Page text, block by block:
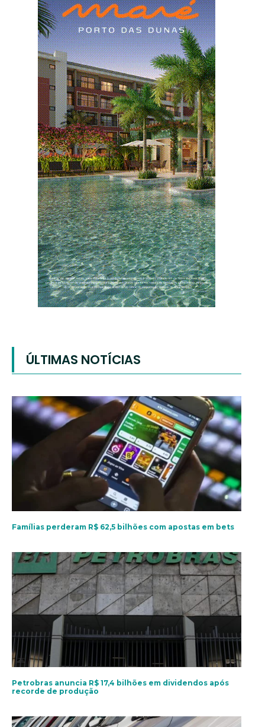
ÚLTIMAS NOTÍCIAS
Famílias perderam R$ 62,5 bilhões com apostas em bets
Petrobras anuncia R$ 17,4 bilhões em dividendos após
recorde de produção